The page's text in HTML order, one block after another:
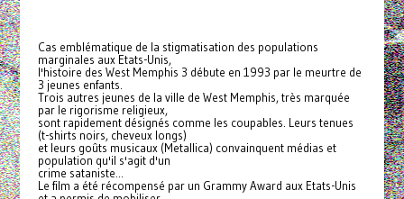
Cas emblématique de la stigmatisation des populations
marginales aux Etats-Unis,
l'histoire des West Memphis 3 débute en 1993 par le meurtre de
3 jeunes enfants.
Trois autres jeunes de la ville de West Memphis, très marquée
par le rigorisme religieux,
sont rapidement désignés comme les coupables. Leurs tenues
(t-shirts noirs, cheveux longs)
et leurs goûts musicaux (Metallica) convainquent médias et
population qu'il s'agit d'un
crime sataniste...
Le film a été récompensé par un Grammy Award aux Etats-Unis